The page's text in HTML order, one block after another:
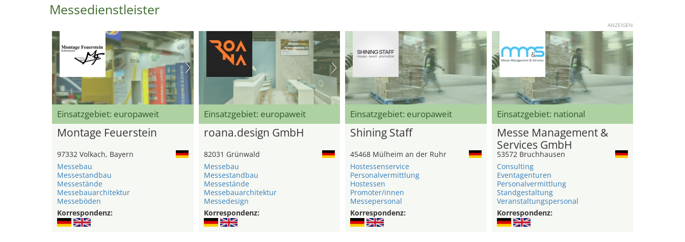
Messedienstleister
ANZEIGEN
Einsatzgebiet: europaweit
Montage Feuerstein
97332 Volkach, Bayern
Messebau
Messestandbau
Messestände
Messebauarchitektur
Messeböden
Korrespondenz:
Einsatzgebiet: europaweit
roana.design GmbH
82031 Grünwald
Messebau
Messestandbau
Messestände
Messebauarchitektur
Messedesign
Korrespondenz:
Einsatzgebiet: europaweit
Shining Staff
45468 Mülheim an der Ruhr
Hostessenservice
Personalvermittlung
Hostessen
Promoter/innen
Messepersonal
Korrespondenz:
Einsatzgebiet: national
Messe Management &
Services GmbH
53572 Bruchhausen
Consulting
Eventagenturen
Personalvermittlung
Standgestaltung
Veranstaltungspersonal
Korrespondenz: